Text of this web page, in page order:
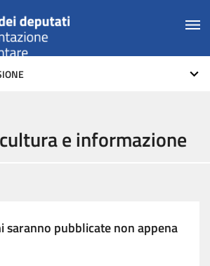
e informazione
saranno pubblicate non appena